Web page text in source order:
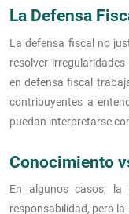
La Defensa
La defensa fiscal no
resolver
en defensa fiscal
contribuyentes a
puedan interpretarse
Conocimiento
En algunos casos,
responsabilidad, pero